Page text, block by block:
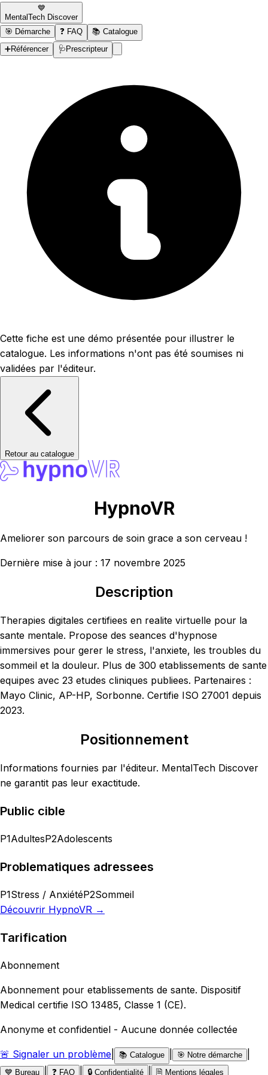
💙
MentalTech Discover
🎯 Démarche ❓ FAQ 📚 Catalogue
➕Référencer 🩺 Prescripteur
Cette fiche est une démo présentée pour illustrer le
catalogue. Les informations n'ont pas été soumises ni
validées par l'éditeur.
Retour au catalogue
HypnoVR
Ameliorer son parcours de soin grace a son cerveau !
Dernière mise à jour : 17 novembre 2025
Description
Therapies digitales certifiees en realite virtuelle pour la
sante mentale. Propose des seances d'hypnose
immersives pour gerer le stress, l'anxiete, les troubles du
sommeil et la douleur. Plus de 300 etablissements de sante
equipes avec 23 etudes cliniques publiees. Partenaires :
Mayo Clinic, AP-HP, Sorbonne. Certifie ISO 27001 depuis
2023.
Positionnement
Informations fournies par l'éditeur. MentalTech Discover
ne garantit pas leur exactitude.
Public cible
P1AdultesP2Adolescents
Problematiques adressees
P1Stress / AnxiétéP2Sommeil
Découvrir HypnoVR →
Tarification
Abonnement
Abonnement pour etablissements de sante. Dispositif
Medical certifie ISO 13485, Classe 1 (CE).
Anonyme et confidentiel - Aucune donnée collectée
🚨 Signaler un problème 📚 Catalogue 🎯 Notre démarche
💙 Bureau ❓ FAQ 🔒 Confidentialité 🗎 Mentions légales